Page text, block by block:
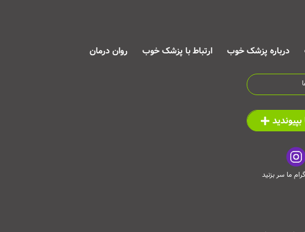
درباره پزشک خوب ارتباط با پزشک خوب روان درمان
ما سر بزنید